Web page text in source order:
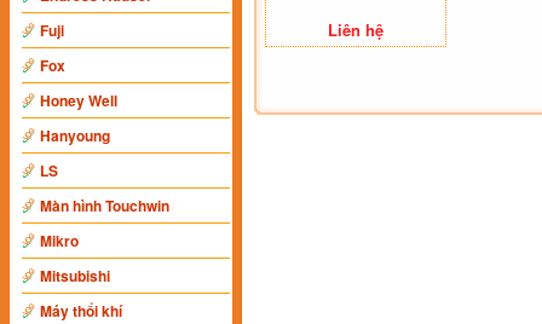
Fuji
Fox
Honey Well
Hanyoung
LS
Màn hình Touchwin
Mikro
Mitsubishi
Máy thổi khí
Liên hệ